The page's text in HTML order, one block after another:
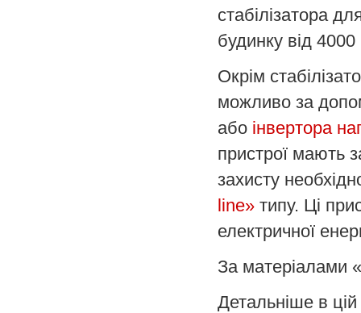
стабілізатора
будинку від 4000
Окрім
можливо за
або інвертора
пристрої мають
захисту
line» типу. Ці
електричної
За матеріалами
Детальніше в цій